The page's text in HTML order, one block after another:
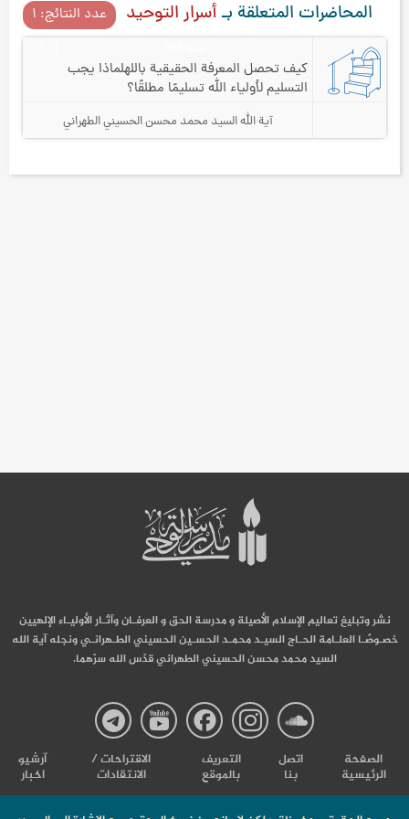
المحاضرات المتعلقة بـأسرار التوحيد عدد النتائج: ۱
كيف تحصل المعرفة الحقيقية باللهلماذا يجب
التسليم لأولياء الله تسليمًا مطلقًا؟
آية الله السيد محمد محسن الحسيني الطهراني
نشر وتبليغ تعاليم الإسلام الأصيلة و مدرسة الحق و العرفـان وآثـار الأوليـاء الإلهيين
خصـوصًـا العلـامة الحـاج السيـد محمـد الحسـين الحسيني الطـهرانـي ونجله آية الله
السيد محمد محسن الحسيني الطهراني قدّس الله سرّهما.
صفحة
صفحة
صفحة
صفحة
الصفحة
الرئيسية
اتصل
بنا
التعریف
بالموقع
الاقتراحات /
الانتقادات
آرشیو
اخبار